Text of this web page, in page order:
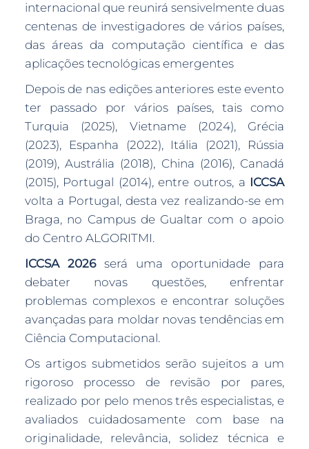
internacional que reunirá sensivelmente duas
centenas de investigadores de vários países,
das áreas da computação científica e das
aplicações tecnológicas emergentes
Depois de nas edições anteriores este evento
ter passado por vários países, tais como
Turquia (2025), Vietname (2024), Grécia
(2023), Espanha (2022), Itália (2021), Rússia
(2019), Austrália (2018), China (2016), Canadá
(2015), Portugal (2014), entre outros, a ICCSA
volta a Portugal, desta vez realizando-se em
Braga, no Campus de Gualtar com o apoio
do Centro ALGORITMI.
ICCSA 2026será uma oportunidade para
debater novas questões, enfrentar
problemas complexos e encontrar soluções
avançadas para moldar novas tendências em
Ciência Computacional.
Os artigos submetidos serão sujeitos a um
rigoroso processo de revisão por pares,
realizado por pelo menos três especialistas, e
avaliados cuidadosamente com base na
originalidade, relevância, solidez técnica e